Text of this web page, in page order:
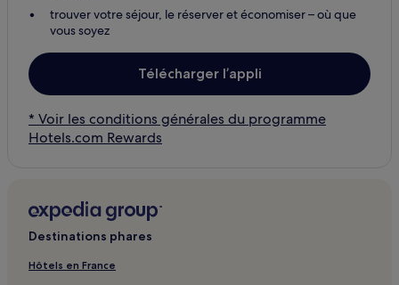
trouver votre séjour, le réserver et économiser – où que
vous soyez
Télécharger l’appli
* Voir les conditions générales du programme
Hotels.com Rewards
Destinations phares
Hôtels en France